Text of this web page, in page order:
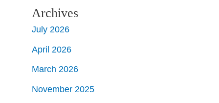
Archives
July 2026
April 2026
March 2026
November 2025